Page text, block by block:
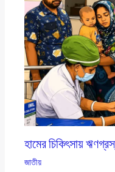
হামের চিকিৎসায়
জাতীয়